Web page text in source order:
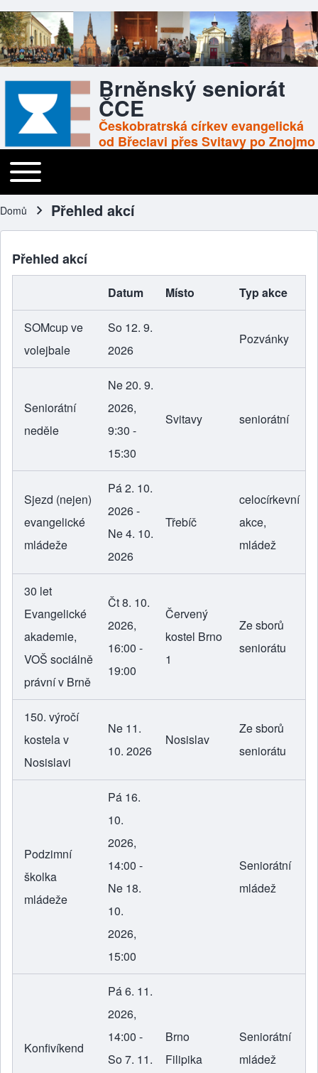
Brněnský seniorát
ČCE
Českobratrská církev evangelická
od Břeclavi přes Svitavy po Znojmo
Main navigation
Toggle main menu
Domů Přehled akcí
Přehled akcí
Datum Místo Typ akce
SOMcup ve
volejbale
So 12. 9.
2026
Pozvánky
Seniorátní
neděle
Ne 20. 9.
2026,
9:30 -
15:30
Svitavy seniorátní
Sjezd (nejen)
evangelické
mládeže
Pá 2. 10.
2026 -
Ne 4. 10.
2026
Třebíč
celocírkevní
akce,
mládež
30 let
Evangelické
akademie,
VOŠ sociálně
právní v Brně
Čt 8. 10.
2026,
16:00 -
19:00
Červený
kostel Brno
1
Ze sborů
seniorátu
150. výročí
kostela v
Nosislavi
Ne 11.
10. 2026
Nosislav
Ze sborů
seniorátu
Podzimní
školka
mládeže
Pá 16.
10.
2026,
14:00 -
Ne 18.
10.
2026,
15:00
Seniorátní
mládež
Konfivíkend
Pá 6. 11.
2026,
14:00 -
So 7. 11.
Brno
Filipika
Seniorátní
mládež